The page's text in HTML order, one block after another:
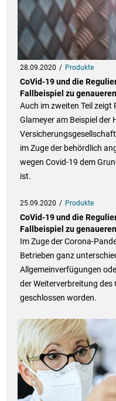
28.09.2020 Produkte
CoVid-19 und die
Fallbeispiel zu
Auch im zweiten Teil
Glameyer am Beispiel der
im Zuge der behördlich
wegen Covid-19 dem
ist.
25.09.2020 Produkte
CoVid-19 und die
Fallbeispiel zu
Im Zuge der Corona-
Betrieben ganz
Allgemeinverfügungen
der Weiterverbreitung des
geschlossen worden.